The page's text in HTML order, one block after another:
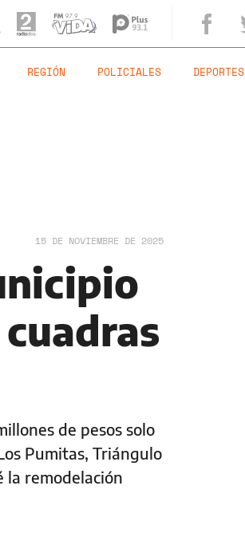
REGIÓN POLICIALES DEPORTES
15 DE NOVIEMBRE DE 2025
de pesos solo
Pumitas, Triángulo
la remodelación